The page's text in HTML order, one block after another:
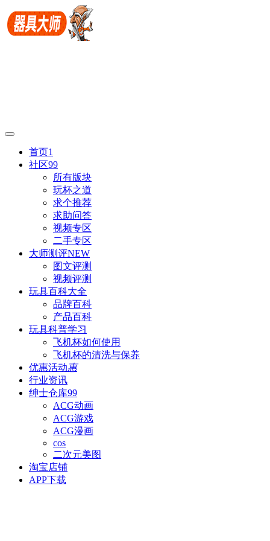
首页1
社区99
所有版块
玩杯之道
求个推荐
求助问答
视频专区
二手专区
大师测评NEW
图文评测
视频评测
玩具百科大全
品牌百科
产品百科
玩具科普学习
飞机杯如何使用
飞机杯的清洗与保养
优惠活动惠
行业资讯
绅士仓库99
ACG动画
ACG游戏
ACG漫画
cos
二次元美图
淘宝店铺
APP下载